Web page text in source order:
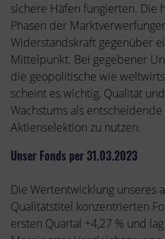
sichere Häfen fungierten. Die
Phasen der
Widerstandskraft gegenüber
Mittelpunkt. Bei gegebener
die geopolitische wie
scheint es wichtig, Qualität
Wachstums als
Aktienselektion zu nutzen.
Unser Fonds per 31.03.2023
Die Wertentwicklung unseres
Qualitätstitel konzentrierten
ersten Quartal +4,27 % und